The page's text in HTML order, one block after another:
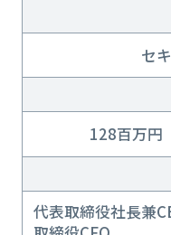
セ
128百万円
代表取締役社長兼